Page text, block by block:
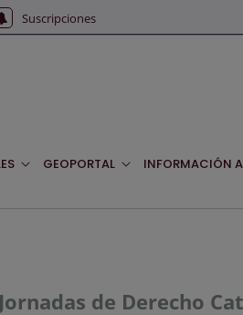
Suscripciones
GEOPORTAL INFORMACIÓN
de Derecho